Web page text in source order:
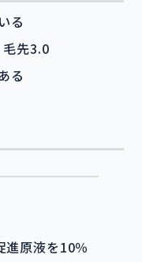
る
先3.0
る
進原液を10％